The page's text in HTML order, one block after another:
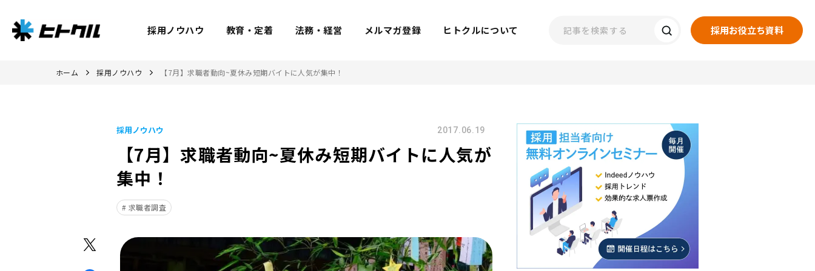
採用ノウハウ 教育・定着 法務・経営 メルマガ登録 ヒトクルについて 採用お役立ち資料
ホーム 採用ノウハウ 【7月】求職者動向~夏休み短期バイトに人気が集中！
採用ノウハウ 2017.06.19
【7月】求職者動向~夏休み短期バイトに人気が
集中！
求職者調査